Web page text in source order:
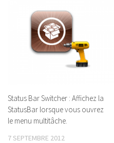
Status Bar Switcher : Affichez la
StatusBar lorsque vous ouvrez
le menu multitâche.
7 SEPTEMBRE 2012